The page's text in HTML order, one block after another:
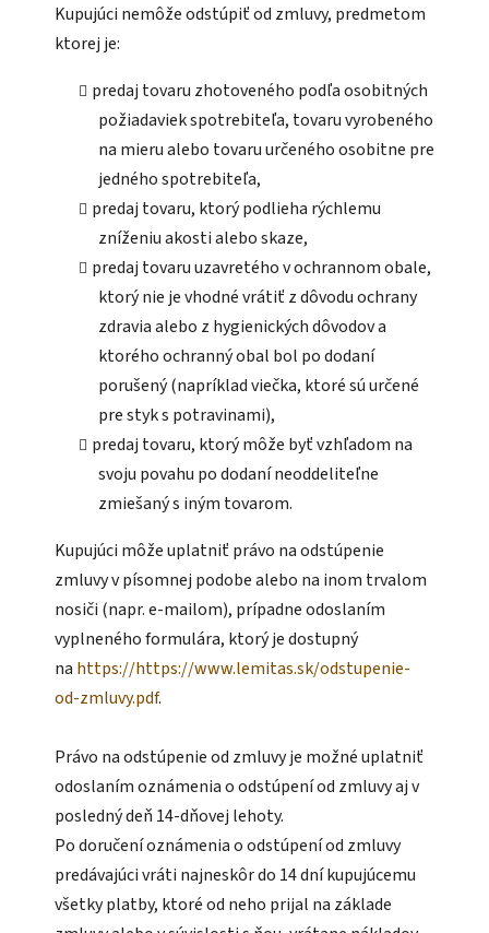
Kupujúci nemôže odstúpiť od zmluvy, predmetom
ktorej je:
predaj tovaru zhotoveného podľa osobitných
požiadaviek spotrebiteľa, tovaru vyrobeného
na mieru alebo tovaru určeného osobitne pre
jedného spotrebiteľa,
predaj tovaru, ktorý podlieha rýchlemu
zníženiu akosti alebo skaze,
predaj tovaru uzavretého v ochrannom obale,
ktorý nie je vhodné vrátiť z dôvodu ochrany
zdravia alebo z hygienických dôvodov a
ktorého ochranný obal bol po dodaní
porušený (napríklad viečka, ktoré sú určené
pre styk s potravinami),
predaj tovaru, ktorý môže byť vzhľadom na
svoju povahu po dodaní neoddeliteľne
zmiešaný s iným tovarom.
Kupujúci môže uplatniť právo na odstúpenie
zmluvy v písomnej podobe alebo na inom trvalom
nosiči (napr. e-mailom), prípadne odoslaním
vyplneného formulára, ktorý je dostupný
na https://https://www.lemitas.sk/odstupenie-
od-zmluvy.pdf.
Právo na odstúpenie od zmluvy je možné uplatniť
odoslaním oznámenia o odstúpení od zmluvy aj v
posledný deň 14-dňovej lehoty.
Po doručení oznámenia o odstúpení od zmluvy
predávajúci vráti najneskôr do 14 dní kupujúcemu
všetky platby, ktoré od neho prijal na základe